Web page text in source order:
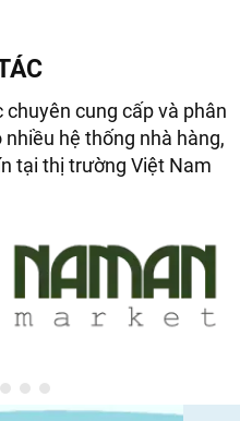
cung cấp và phân
hệ thống nhà hàng,
tại thị trường Việt Nam